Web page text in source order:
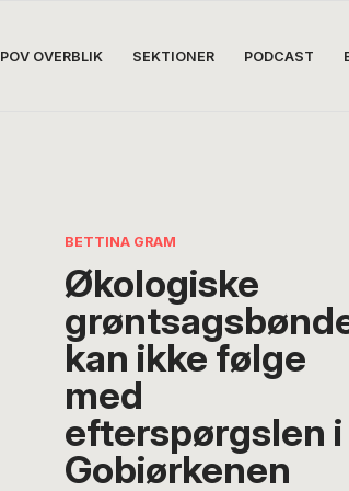
POV OVERBLIK SEKTIONER PODCAST
BETTINA GRAM
Økologiske
kan ikke følge
med
efterspørgslen i
Gobiørkenen